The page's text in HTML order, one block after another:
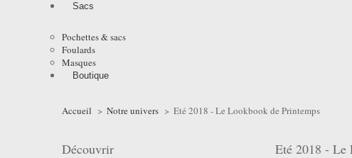
Sacs
Pochettes & sacs
Foulards
Masques
Boutique
Accueil > Notre univers > Eté 2018 - Le Lookbook de Printemps
Découvrir Eté 2018 - Le